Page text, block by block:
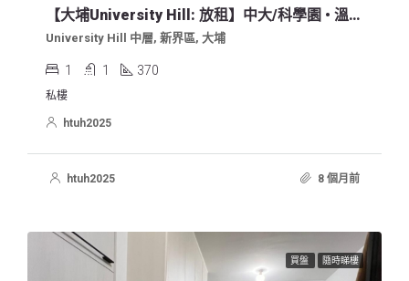
【大埔University Hill: 放租】中大/科學園 • 溫馨兩房 • 泳池山景 • 業主直租 免佣
University Hill 中層, 新界區, 大埔
1 1 370
私樓
htuh2025
htuh2025 8 個月前
買盤 隨時睇樓